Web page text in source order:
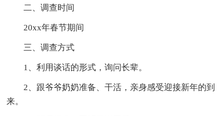
二、调查时间
20xx年春节期间
三、调查方式
1、利用谈话的形式，询问长辈。
2、跟爷爷奶奶准备、干活，亲身感受迎接新年的到
来。